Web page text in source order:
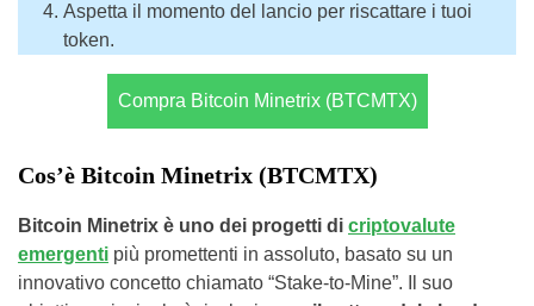
Aspetta il momento del lancio per riscattare i tuoi
token.
Compra Bitcoin Minetrix (BTCMTX)
Cos’è Bitcoin Minetrix (BTCMTX)
Bitcoin Minetrix è uno dei progetti di criptovalute
emergenti più promettenti in assoluto, basato su un
innovativo concetto chiamato “Stake-to-Mine”. Il suo